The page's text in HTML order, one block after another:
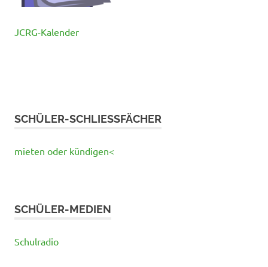
JCRG-Kalender
SCHÜLER-SCHLIESSFÄCHER
mieten oder kündigen<
SCHÜLER-MEDIEN
Schulradio